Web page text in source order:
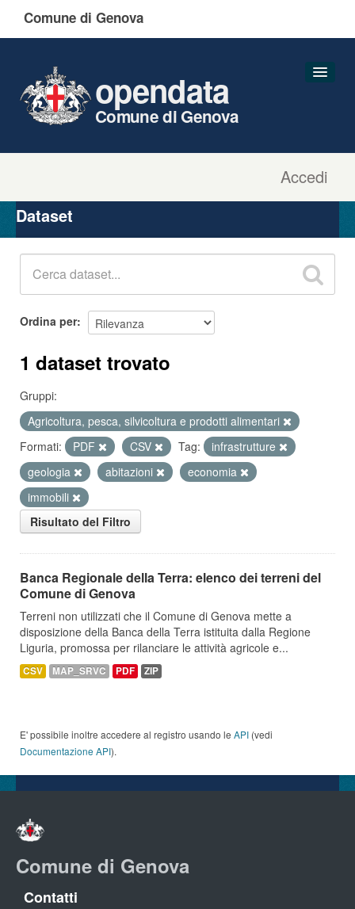
Comune di Genova
Accedi
opendata
Comune di Genova
Organizzazioni
Gruppi
Dataset
Ordina per
1 dataset trovato
Gruppi:
Agricoltura, pesca, silvicoltura e prodotti alimentari
Formati:
PDF CSV Tag:
infrastrutture
geologia
abitazioni
economia
immobili
Risultato del Filtro
Banca Regionale della Terra: elenco dei terreni del
Comune di Genova
Terreni non utilizzati che il Comune di Genova mette a
disposizione della Banca della Terra istituita dalla Regione
Liguria, promossa per rilanciare le attività agricole e...
CSV MAP_SRVC PDF ZIP
E' possibile inoltre accedere al registro usando le API (vedi
Documentazione API).
Comune di Genova
Contatti